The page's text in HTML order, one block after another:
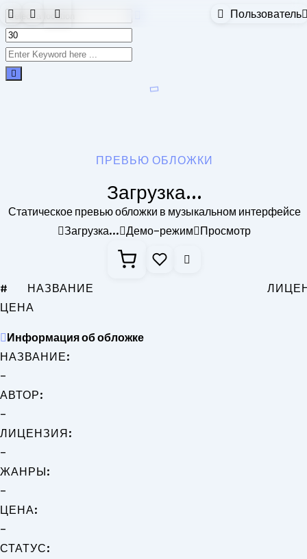
Skip
to
content
Пользователь
ПРЕВЬЮ ОБЛОЖКИ
Загрузка...
Статическое превью обложки в музыкальном интерфейсе
Загрузка... Демо-режим Просмотр
# НАЗВАНИЕ
ЦЕНА
Информация об обложке
НАЗВАНИЕ:
-
АВТОР:
-
ЛИЦЕНЗИЯ:
-
ЖАНРЫ:
-
ЦЕНА:
-
СТАТУС: